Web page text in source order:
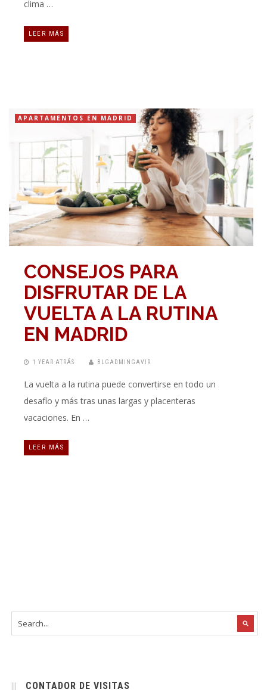
clima …
LEER MÁS
APARTAMENTOS EN MADRID
CONSEJOS PARA
DISFRUTAR DE LA
VUELTA A LA RUTINA
EN MADRID
1 YEAR ATRÁS BLGADMINGAVIR
La vuelta a la rutina puede convertirse en todo un
desafío y más tras unas largas y placenteras
vacaciones. En …
LEER MÁS
CONTADOR DE VISITAS